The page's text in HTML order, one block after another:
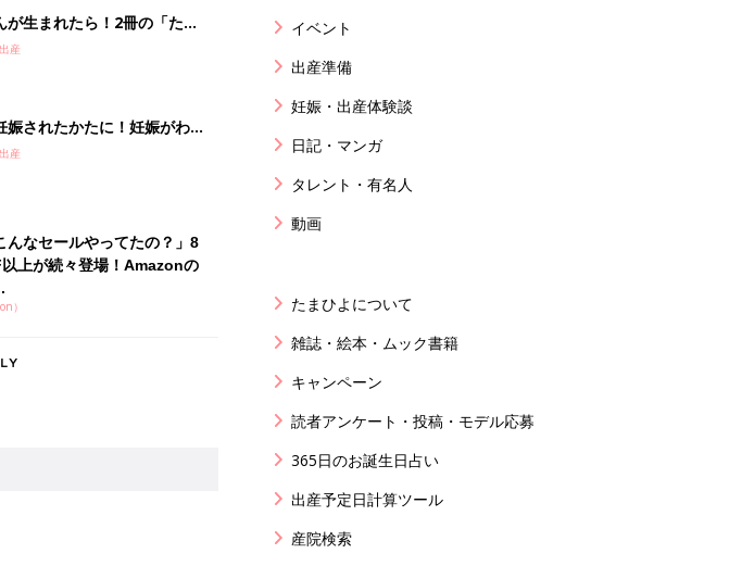
が生まれたら！2冊の「たま
産
娠されたかたに！妊娠がわか
初に読む本『初めてのたまご
産
んなセールやってたの？」8
上が続々登場！Amazonの
）
イベント
出産準備
妊娠・出産体験談
日記・マンガ
タレント・有名人
動画
たまひよについて
雑誌・絵本・ムック書籍
キャンペーン
読者アンケート・投稿・モデル応募
365日のお誕生日占い
出産予定日計算ツール
産院検索